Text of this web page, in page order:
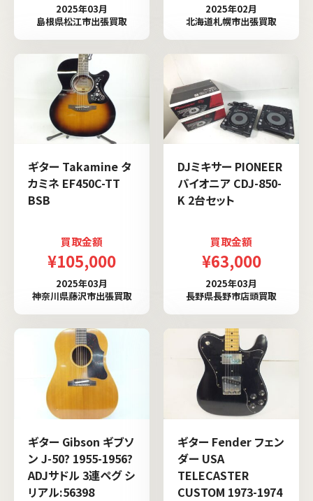
2025年03月
島根県松江市出張買取
2025年02月
北海道札幌市出張買取
ギター Takamine タ
カミネ EF450C-TT
BSB
買取金額
¥105,000
2025年03月
神奈川県藤沢市出張買取
DJミキサー PIONEER
パイオニア CDJ-850-
K 2台セット
買取金額
¥63,000
2025年03月
長野県長野市店頭買取
ギター Gibson ギブソ
ン J-50? 1955-1956?
ADJサドル 3連ペグ シ
リアル:56398
ギター Fender フェン
ダー USA
TELECASTER
CUSTOM 1973-1974